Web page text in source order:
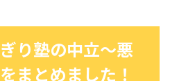
り塾の中立〜悪
まとめました！